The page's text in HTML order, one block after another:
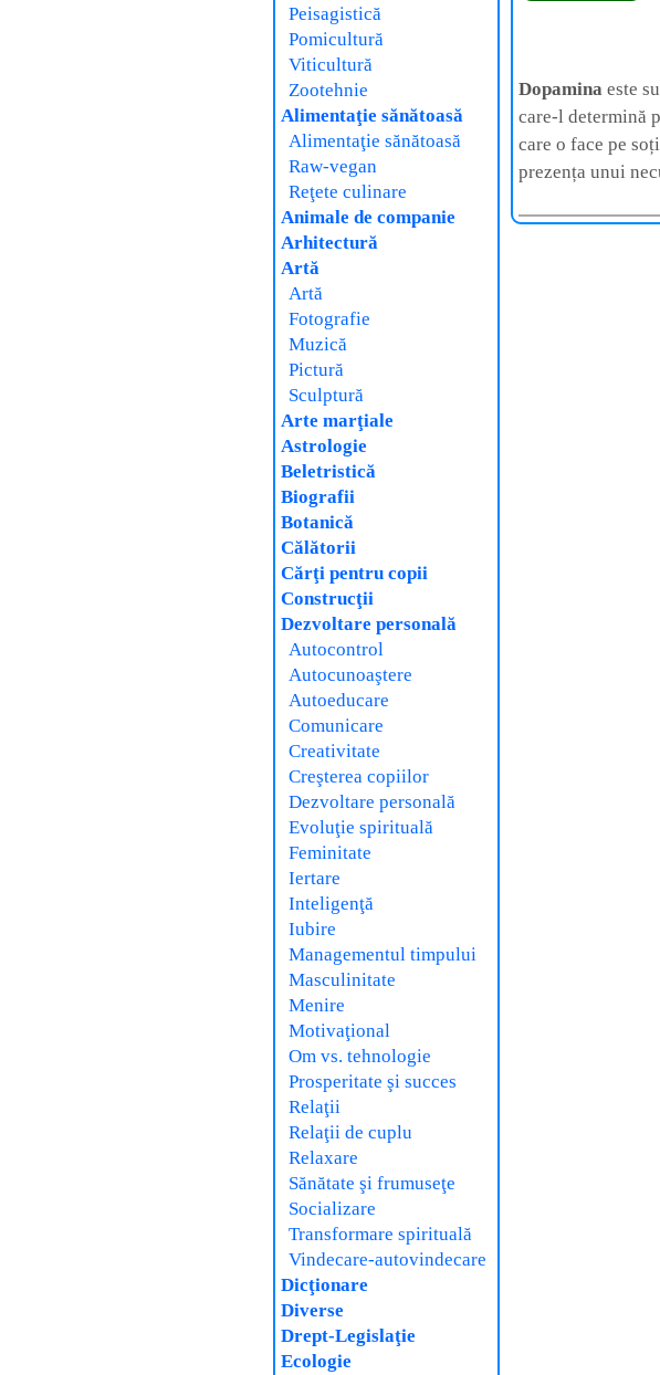
Dopamina este
care-l determină
care o face pe
prezența unui
Peisagistică
Pomicultură
Viticultură
Zootehnie
Alimentaţie sănătoasă
Alimentaţie sănătoasă
Raw-vegan
Reţete culinare
Animale de companie
Arhitectură
Artă
Artă
Fotografie
Muzică
Pictură
Sculptură
Arte marţiale
Astrologie
Beletristică
Biografii
Botanică
Călătorii
Cărţi pentru copii
Construcţii
Dezvoltare personală
Autocontrol
Autocunoaştere
Autoeducare
Comunicare
Creativitate
Creşterea copiilor
Dezvoltare personală
Evoluţie spirituală
Feminitate
Iertare
Inteligenţă
Iubire
Managementul timpului
Masculinitate
Menire
Motivaţional
Om vs. tehnologie
Prosperitate şi succes
Relaţii
Relaţii de cuplu
Relaxare
Sănătate şi frumuseţe
Socializare
Transformare spirituală
Vindecare-autovindecare
Dicţionare
Diverse
Drept-Legislaţie
Ecologie